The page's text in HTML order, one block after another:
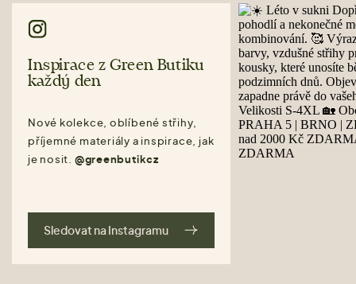
Inspirace z Green Butiku
každý den
Nové kolekce, oblíbené střihy,
příjemné materiály a inspirace, jak
je nosit. @greenbutikcz
Sledovat na Instagramu